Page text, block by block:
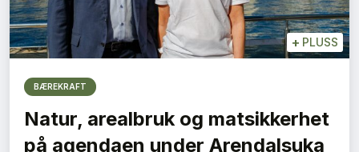
+ PLUSS
BÆREKRAFT
Natur, arealbruk og matsikkerhet
på agendaen under Arendalsuka